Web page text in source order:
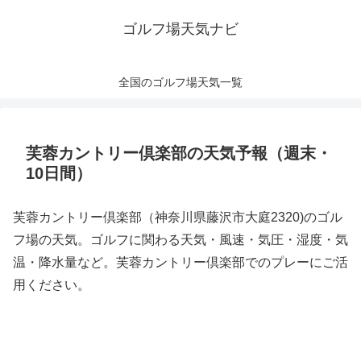
ゴルフ場天気ナビ
全国のゴルフ場天気一覧
芙蓉カントリー倶楽部の天気予報（週末・
10日間）
芙蓉カントリー倶楽部（神奈川県藤沢市大庭2320)のゴル
フ場の天気。ゴルフに関わる天気・風速・気圧・湿度・気
温・降水量など。芙蓉カントリー倶楽部でのプレーにご活
用ください。